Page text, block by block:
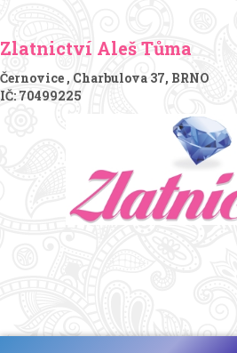
Zlatnictví Aleš Tůma
Černovice , Charbulova 37, BRNO
IČ: 70499225